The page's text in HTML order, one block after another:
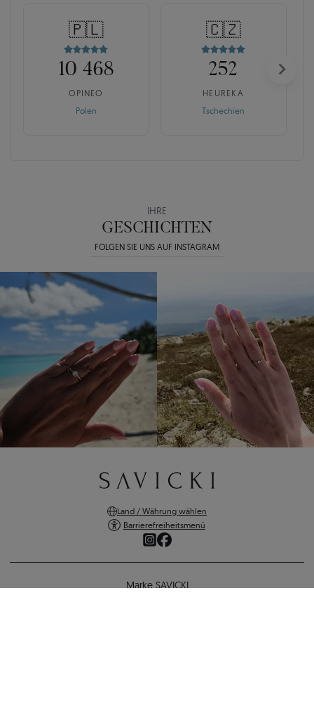
🇵🇱
10 468
OPINEO
Polen
🇨🇿
252
HEUREKA
Tschechien
IHRE
GESCHICHTEN
FOLGEN SIE UNS AUF INSTAGRAM
Land / Währung wählen
Barrierefreiheitsmenü
Marke SAVICKI